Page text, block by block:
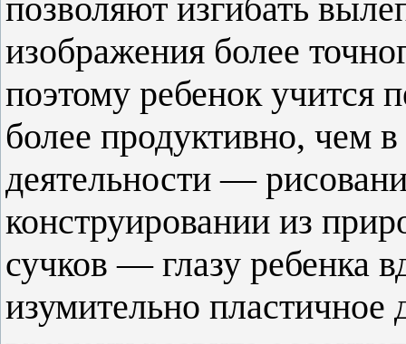
позволяют изгибать
изображения более
поэтому ребенок учится
более продуктивно, чем
деятельности —
конструировании из
сучков — глазу ребенка
изумительно пластичное